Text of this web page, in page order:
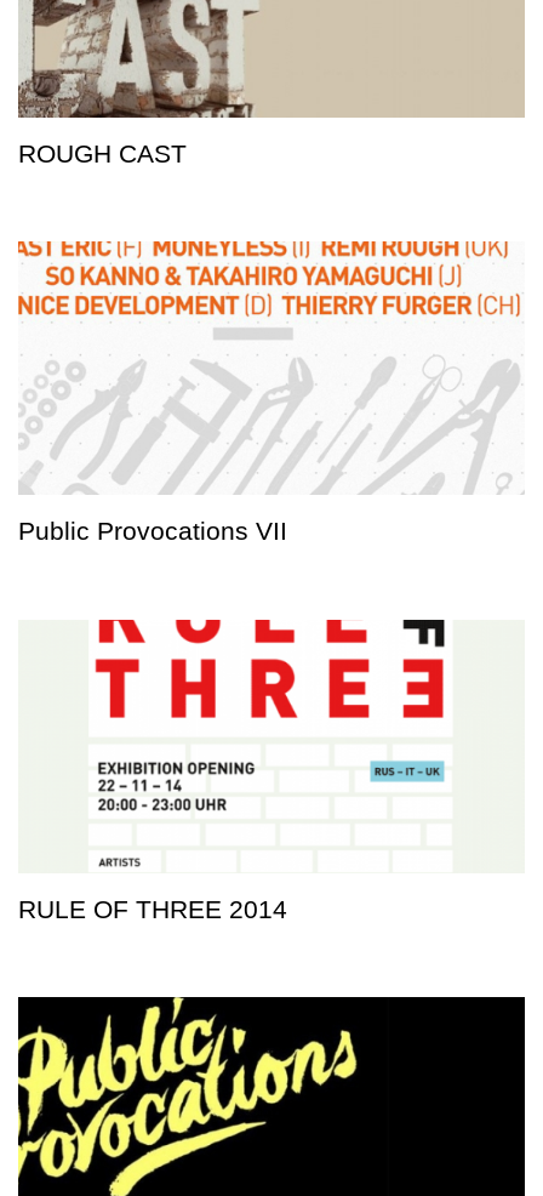
ROUGH CAST
Public Provocations VII
RULE OF THREE 2014